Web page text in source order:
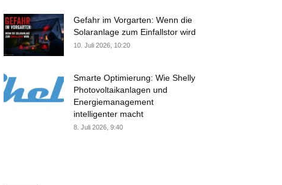
Gefahr im Vorgarten: Wenn die
Solaranlage zum Einfallstor wird
10. Juli 2026, 10:20
Smarte Optimierung: Wie Shelly
Photovoltaikanlagen und
Energiemanagement
intelligenter macht
8. Juli 2026, 9:40